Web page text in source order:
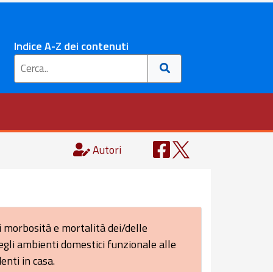
Indice A-Z dei contenuti
Autori
morbosità e mortalità dei/delle
ambienti domestici funzionale alle
in casa.